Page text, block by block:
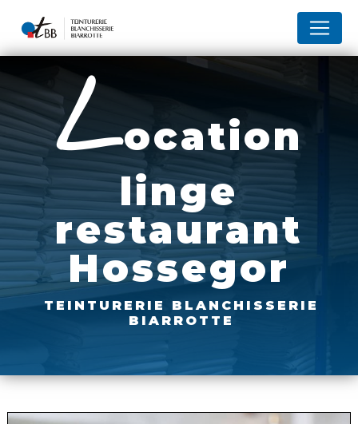
location
linge
restaurant
Hossegor
TEINTURERIE BLANCHISSERIE
BIARROTTE